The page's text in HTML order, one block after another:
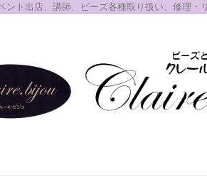
ント出店、講師、ビーズ各種取り扱い、修理・